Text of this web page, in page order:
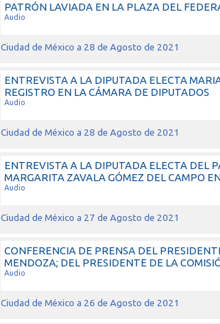
PATRÓN LAVIADA EN LA PLAZA DEL
Audio
Ciudad de México a 28 de Agosto de 2021
ENTREVISTA A LA DIPUTADA ELECTA
REGISTRO EN LA CÁMARA DE DIPUTADOS
Audio
Ciudad de México a 28 de Agosto de 2021
ENTREVISTA A LA DIPUTADA ELECTA DEL
MARGARITA ZAVALA GÓMEZ DEL CAMPO
Audio
Ciudad de México a 27 de Agosto de 2021
CONFERENCIA DE PRENSA DEL
MENDOZA; DEL PRESIDENTE DE LA
Audio
Ciudad de México a 26 de Agosto de 2021